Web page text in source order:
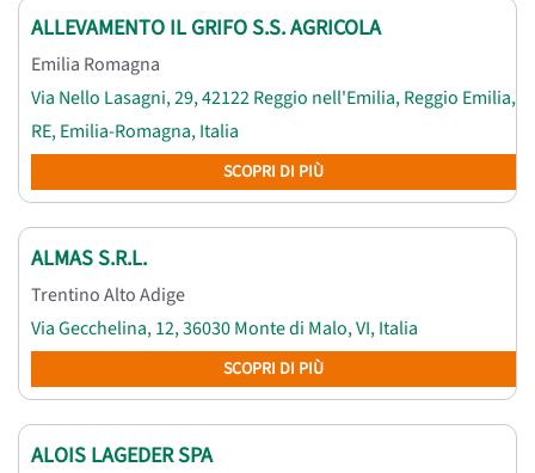
ALLEVAMENTO IL GRIFO S.S. AGRICOLA
Emilia Romagna
Via Nello Lasagni, 29, 42122 Reggio nell'Emilia, Reggio Emilia,
RE, Emilia-Romagna, Italia
SCOPRI DI PIÙ
ALMAS S.R.L.
Trentino Alto Adige
Via Gecchelina, 12, 36030 Monte di Malo, VI, Italia
SCOPRI DI PIÙ
ALOIS LAGEDER SPA